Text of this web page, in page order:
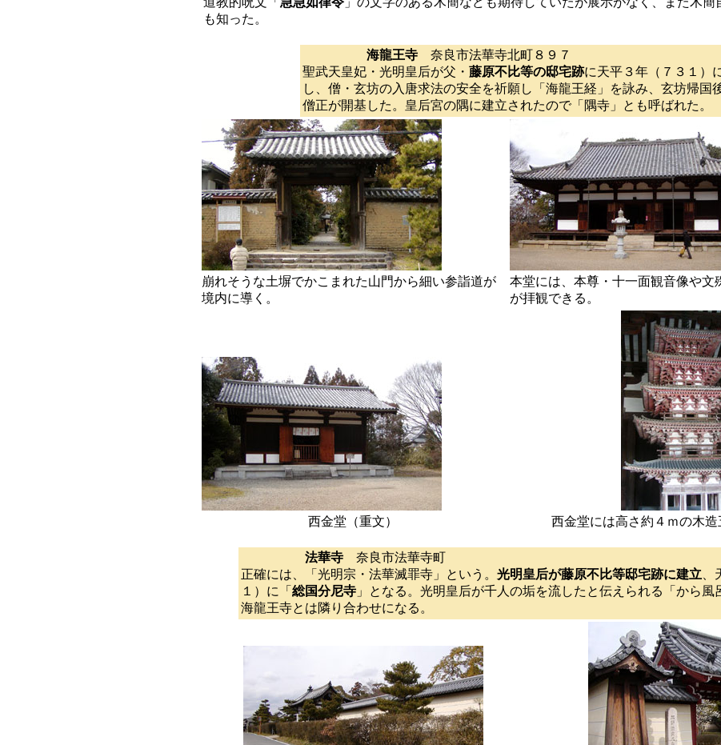
も知った。
海龍王寺
奈良市法華寺北町８９７
聖武天皇妃・光明皇后が父・ 藤原不比等の邸宅跡に天平３年（７３１）
し、僧・玄坊の入唐求法の安全を祈願し「海龍王経」を詠み、玄坊帰国
僧正が開基した。皇后宮の隅に建立されたので「隅寺」とも呼ばれた。
崩れそうな土塀でかこまれた山門から細い参詣道が
境内に導く。
本堂には、本尊・十一面観音像や文
が拝観できる。
西金堂（重文） 西金堂には高さ約４ｍの木造
法華寺
奈良市法華寺町
正確には、「光明宗・法華滅罪寺」という。 光明皇后が藤原不比等邸宅跡に建立
１）に「 総国分尼寺 」となる。光明皇后が千人の垢を流したと伝えられる「から風
海龍王寺とは隣り合わせになる。